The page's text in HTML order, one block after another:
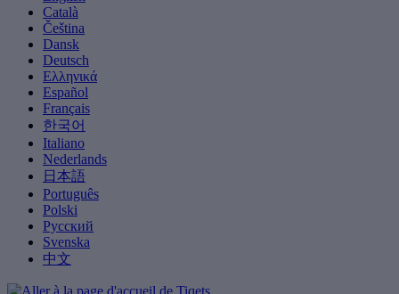
Català
Čeština
Dansk
Deutsch
Ελληνικά
Español
Français
한국어
Italiano
Nederlands
日本語
Português
Polski
Русский
Svenska
中文